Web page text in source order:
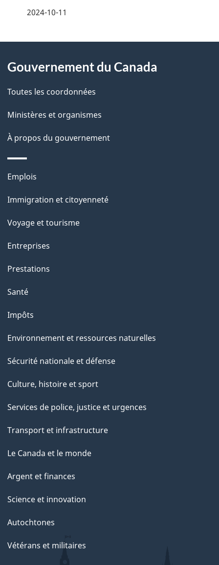
i
l
s
d
e
l
a
p
a
g
e
2024-10-11
propos
de
ce
site
Gouvernement du Canada
Toutes les coordonnées
Ministères et organismes
À propos du gouvernement
Thèmes
sujets
Emplois
Immigration et citoyenneté
Voyage et tourisme
Entreprises
Prestations
Santé
Impôts
Environnement et ressources naturelles
Sécurité nationale et défense
Culture, histoire et sport
Services de police, justice et urgences
Transport et infrastructure
Le Canada et le monde
Argent et finances
Science et innovation
Autochtones
Vétérans et militaires